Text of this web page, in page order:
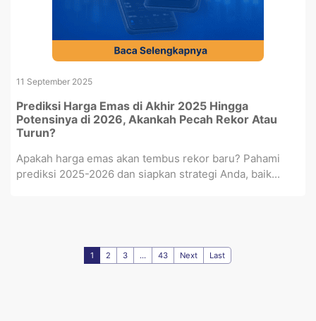
11 September 2025
Prediksi Harga Emas di Akhir 2025 Hingga
Potensinya di 2026, Akankah Pecah Rekor Atau
Turun?
Apakah harga emas akan tembus rekor baru? Pahami
prediksi 2025-2026 dan siapkan strategi Anda, baik...
1 2 3 ... 43 Next Last